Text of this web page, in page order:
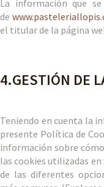
La información que
de
el titular de la página
4.GESTIÓN DE
Teniendo en cuenta la
presente Política de
información sobre
las cookies utilizadas en
de las diferentes